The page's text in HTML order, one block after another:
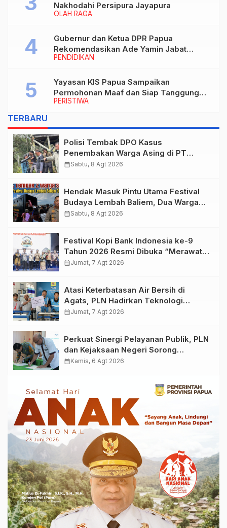
OLAH RAGA
Nakhodahi Persipura Jayapura
PENDIDIKAN
Gubernur dan Ketua DPR Papua
Rekomendasikan Ade Yamin Jabat
Rektor IAIN Fattahul Muluk Papua
PERISTIWA
Yayasan KIS Papua Sampaikan
Permohonan Maaf dan Siap Tanggung
Biaya Korban Dugaan Keracunan MBG di
TERBARU
Polisi Tembak DPO Kasus
Penembakan Warga Asing di PT
Freeport Indonesia
calendar_monthSabtu, 8 Agt 2026
Hendak Masuk Pintu Utama Festival
Budaya Lembah Baliem, Dua Warga
Sipil Ditembak OTK
calendar_monthSabtu, 8 Agt 2026
Festival Kopi Bank Indonesia ke-9
Tahun 2026 Resmi Dibuka “Merawat
Warisan, Membangun Masa Depan
calendar_monthJumat, 7 Agt 2026
Atasi Keterbatasan Air Bersih di
Agats, PLN Hadirkan Teknologi
Desalinasi untuk Masjid Saiful Al-
calendar_monthJumat, 7 Agt 2026
Perkuat Sinergi Pelayanan Publik, PLN
dan Kejaksaan Negeri Sorong
Tandatangani Kerja Sama
calendar_monthKamis, 6 Agt 2026